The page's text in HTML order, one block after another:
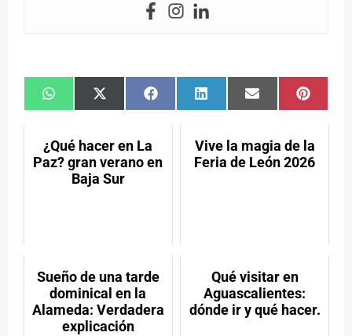
Compartir
en
Compartir
en
(Twitter)
Compartir
en
Facebook
Compartir
en
Compartir
en en
¿Qué hacer en La
Paz? gran verano en
Baja Sur
Vive la magia de la
Feria de León 2026
Sueño de una tarde
dominical en la
Alameda: Verdadera
explicación
Qué visitar en
Aguascalientes:
dónde ir y qué hacer.